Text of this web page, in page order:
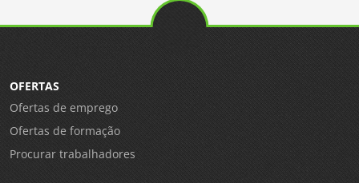
OFERTAS
Ofertas de emprego
Ofertas de formação
Procurar trabalhadores